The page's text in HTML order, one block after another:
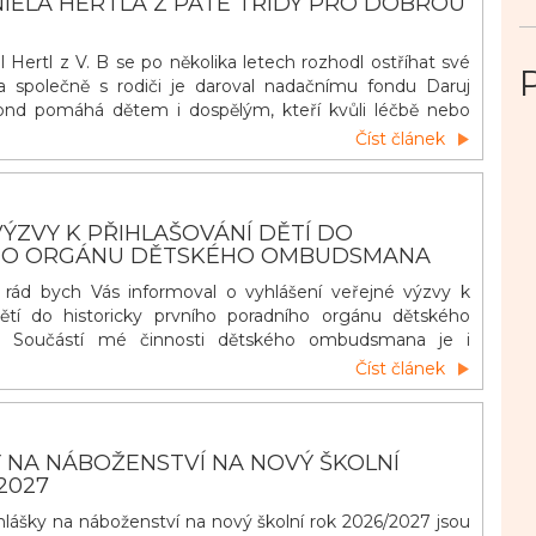
Hertl z V. B se po několika letech rozhodl ostříhat své
společně s rodiči je daroval nadačnímu fondu Daruj
pomáhá dětem i dospělým, kteří kvůli léčbě nebo
vlasy přišli. Z darovaných vlasů vznikají paruky, které
těžkém období alespoň trochu vrátit radost a větší
Číst článek
K PŘIHLAŠOVÁNÍ DĚTÍ DO
ORGÁNU DĚTSKÉHO OMBUDSMANA
rád bych Vás informoval o vyhlášení veřejné výzvy k
do historicky prvního poradního orgánu dětského
Součástí mé činnosti dětského ombudsmana je i
orgánem složeným z dětí (dětským poradním
cílem je, aby byl co nejrozmanitější a zahrnoval také
Číst článek
NA NÁBOŽENSTVÍ NA NOVÝ ŠKOLNÍ
na náboženství na nový školní rok 2026/2027 jsou